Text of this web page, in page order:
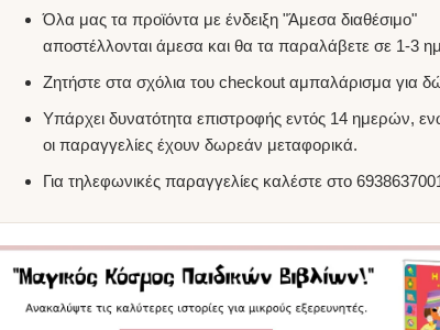
Όλα μας τα προϊόντα με ένδειξη "Άμεσα διαθέσιμο"
αποστέλλονται άμεσα και θα τα παραλάβετε σε 1-3
Ζητήστε στα σχόλια του checkout αμπαλάρισμα για
Υπάρχει δυνατότητα επιστροφής εντός 14 ημερών,
οι παραγγελίες έχουν δωρεάν μεταφορικά.
Για τηλεφωνικές παραγγελίες καλέστε στο